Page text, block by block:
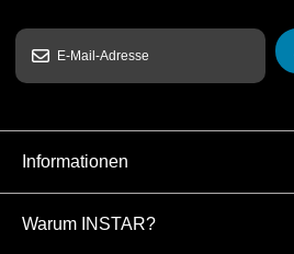
Informationen
Warum INSTAR?